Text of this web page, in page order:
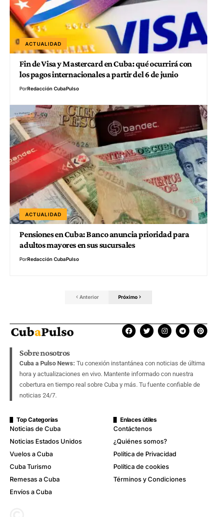
ACTUALIDAD
Fin de Visa y Mastercard en Cuba: qué ocurrirá con
los pagos internacionales a partir del 6 de junio
PorRedacción CubaPulso
ACTUALIDAD
Pensiones en Cuba: Banco anuncia prioridad para
adultos mayores en sus sucursales
PorRedacción CubaPulso
Anterior Próximo
Sobre nosotros
Cuba a Pulso News: Tu conexión instantánea con noticias de última
hora y actualizaciones en vivo. Mantente informado con nuestra
cobertura en tiempo real sobre Cuba y más. Tu fuente confiable de
noticias 24/7.
Top Categorías
Noticias de Cuba
Noticias Estados Unidos
Vuelos a Cuba
Cuba Turismo
Remesas a Cuba
Envíos a Cuba
Enlaces útiles
Contáctenos
¿Quiénes somos?
Política de Privacidad
Política de cookies
Términos y Condiciones